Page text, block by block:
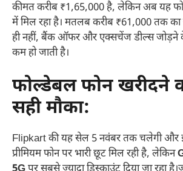
कीमत करीब ₹1,65,000 है, लेकिन अब यह
में मिल रहा है। मतलब करीब ₹61,000 तक का
ही नहीं, बैंक ऑफर और एक्सचेंज डील्स जोड़ने
कम हो जाती है।
फोल्डेबल फोन खरीदने
सही मौका:
Flipkart की यह सेल 5 नवंबर तक चलेगी और
प्रीमियम फोन पर भारी छूट मिल रही है, लेकिन